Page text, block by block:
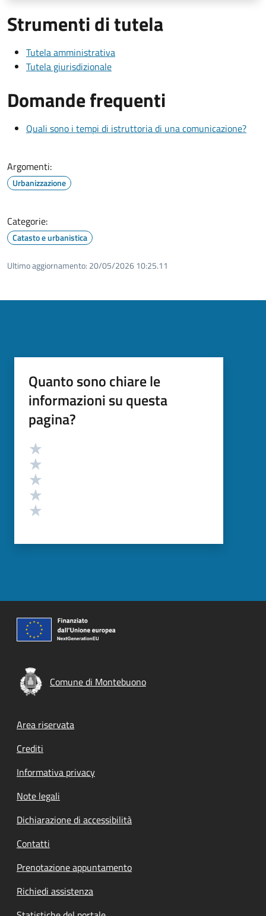
Strumenti di tutela
Tutela amministrativa
Tutela giurisdizionale
Domande frequenti
Quali sono i tempi di istruttoria di una comunicazione?
Argomenti:
Urbanizzazione
Categorie:
Catasto e urbanistica
Ultimo aggiornamento: 20/05/2026 10:25.11
Quanto sono chiare le
informazioni su questa
pagina?
Valutazione
Comune di Montebuono
Footer menu
Area riservata
Crediti
Informativa privacy
Note legali
Dichiarazione di accessibilità
Contatti
Prenotazione appuntamento
Richiedi assistenza